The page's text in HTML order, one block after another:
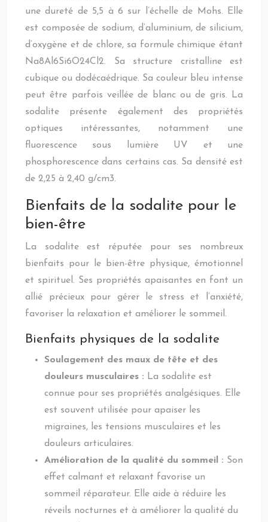
une dureté de 5,5 à 6 sur l’échelle de Mohs. Elle
est composée de sodium, d’aluminium, de silicium,
d’oxygène et de chlore, sa formule chimique étant
Na8Al6Si6O24Cl2. Sa structure cristalline est
cubique ou dodécaédrique. Sa couleur bleu intense
peut être parfois veillée de blanc ou de gris. La
sodalite présente également des propriétés
optiques intéressantes, notamment une
fluorescence sous lumière UV et une
phosphorescence dans certains cas. Sa densité est
de 2,25 à 2,40 g/cm3.
Bienfaits de la sodalite pour le
bien-être
La sodalite est réputée pour ses nombreux
bienfaits pour le bien-être physique, émotionnel
et spirituel. Ses propriétés apaisantes en font un
allié précieux pour gérer le stress et l’anxiété,
favoriser la relaxation et améliorer le sommeil.
Bienfaits physiques de la sodalite
Soulagement des maux de tête et des
douleurs musculaires : La sodalite est
connue pour ses propriétés analgésiques. Elle
est souvent utilisée pour apaiser les
migraines, les tensions musculaires et les
douleurs articulaires.
Amélioration de la qualité du sommeil : Son
effet calmant et relaxant favorise un
sommeil réparateur. Elle aide à réduire les
réveils nocturnes et à améliorer la qualité du